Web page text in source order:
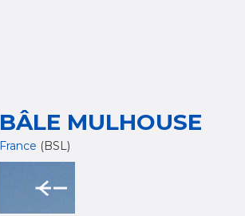
BÂLE MULHOUSE
France (BSL)